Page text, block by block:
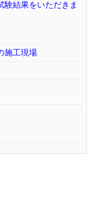
験結果をいただきま
施工現場